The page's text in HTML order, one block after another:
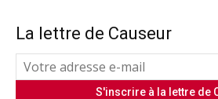
La lettre de Causeur